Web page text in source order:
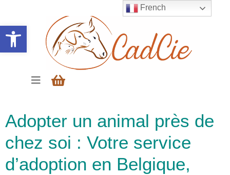
Ouvrir la barre d’outils
Adopter un animal près de
chez soi : Votre service
d’adoption en Belgique,
French